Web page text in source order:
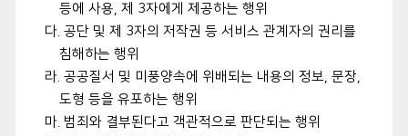
등에 사용, 제 3자에게 제공하는 행위
다. 공단 및 제 3자의 저작권 등 서비스 관계자의 권리를
침해하는 행위
라. 공공질서 및 미풍양속에 위배되는 내용의 정보, 문장,
도형 등을 유포하는 행위
마. 범죄와 결부된다고 객관적으로 판단되는 행위